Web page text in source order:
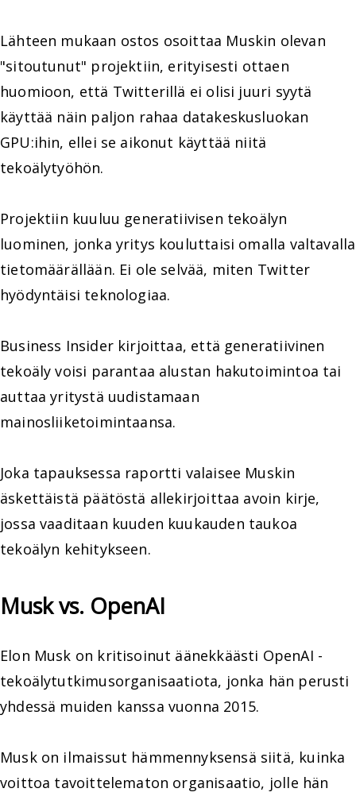
Lähteen mukaan ostos osoittaa Muskin olevan
"sitoutunut" projektiin, erityisesti ottaen
huomioon, että Twitterillä ei olisi juuri syytä
käyttää näin paljon rahaa datakeskusluokan
GPU:ihin, ellei se aikonut käyttää niitä
tekoälytyöhön.
Projektiin kuuluu generatiivisen tekoälyn
luominen, jonka yritys kouluttaisi omalla valtavalla
tietomäärällään. Ei ole selvää, miten Twitter
hyödyntäisi teknologiaa.
Business Insider kirjoittaa, että generatiivinen
tekoäly voisi parantaa alustan hakutoimintoa tai
auttaa yritystä uudistamaan
mainosliiketoimintaansa.
Joka tapauksessa raportti valaisee Muskin
äskettäistä päätöstä allekirjoittaa avoin kirje,
jossa vaaditaan kuuden kuukauden taukoa
tekoälyn kehitykseen.
Musk vs. OpenAI
Elon Musk on kritisoinut äänekkäästi OpenAI -
tekoälytutkimusorganisaatiota, jonka hän perusti
yhdessä muiden kanssa vuonna 2015.
Musk on ilmaissut hämmennyksensä siitä, kuinka
voittoa tavoittelematon organisaatio, jolle hän